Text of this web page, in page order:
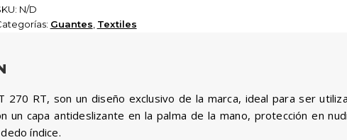
N/D
Guantes Textiles
270 RT, son un diseño exclusivo de la marca, ideal para ser
un capa antideslizante en la palma de la mano, protección en
índice.